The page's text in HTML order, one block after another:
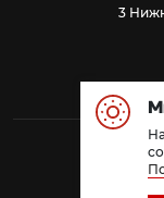
3
©